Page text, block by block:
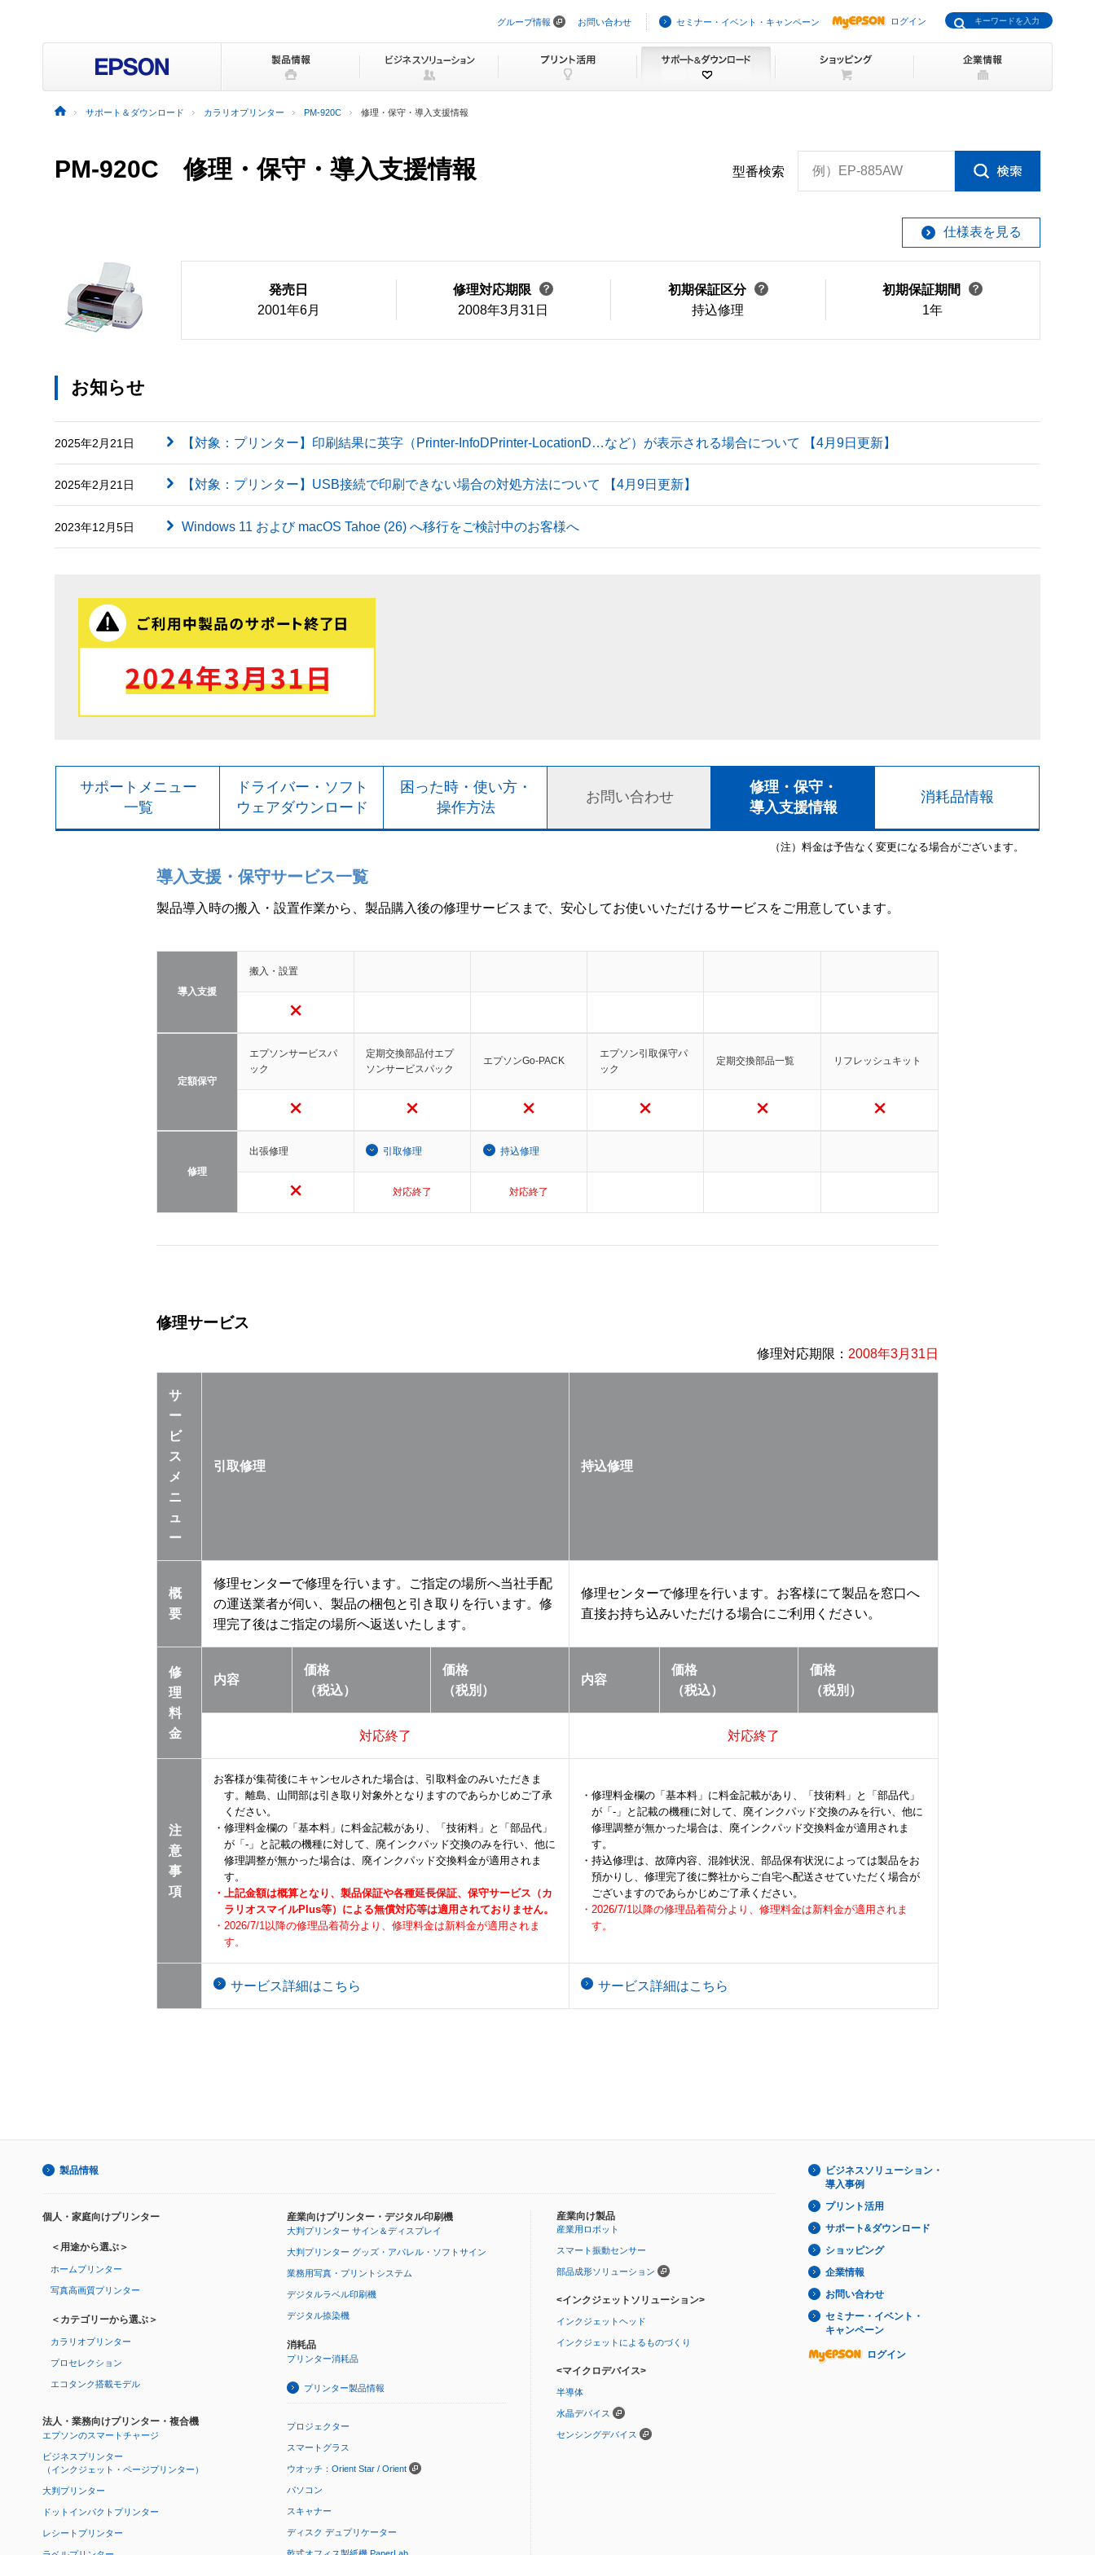
ビ
ョ
グループ情報 お問い合わせ セミナー・イベント・キャンペーン ログイン
サポート＆ダウンロード カラリオプリンター PM-920C 修理・保守・導入支援情報
PM-920C 修理・保守・導入支援情報 型番検索 例）EP-885AW
仕様表を見る
発売日
2001年6月
修理対応期限
2008年3月31日
初期保証区分
持込修理
初期保証期間
1年
お知らせ
2025年2月21日 【対象：プリンター】印刷結果に英字（Printer-InfoDPrinter-LocationD…など）が表示される場合について 【4月9日更新】
2025年2月21日 【対象：プリンター】USB接続で印刷できない場合の対処方法について 【4月9日更新】
2023年12月5日 Windows 11 および macOS Tahoe (26) へ移行をご検討中のお客様へ
サポートメニュー
一覧
ドライバー・ソフト
ウェアダウンロード
困った時・使い方・
操作方法
お問い合わせ
修理・保守・
導入支援情報
消耗品情報
（注）料金は予告なく変更になる場合がございます。
導入支援・保守サービス一覧
製品導入時の搬入・設置作業から、製品購入後の修理サービスまで、安心してお使いいただけるサービスをご用意しています。
導入支援
搬入・設置
定額保守
エプソンサービスパ
ック
定期交換部品付エプ
ソンサービスパック
エプソンGo-PACK
エプソン引取保守パ
ック
定期交換部品一覧 リフレッシュキット
修理
出張修理 引取修理 持込修理
対応終了 対応終了
修理サービス
修理対応期限： 2008年3月31日
サ
ー
ビ
ス
メ
ニ
ュ
ー
引取修理 持込修理
概
要
修理センターで修理を行います。ご指定の場所へ当社手配
の運送業者が伺い、製品の梱包と引き取りを行います。修
理完了後はご指定の場所へ返送いたします。
修理センターで修理を行います。お客様にて製品を窓口へ
直接お持ち込みいただける場合にご利用ください。
修
理
料
金
内容
価格
（税込）
価格
（税別）
内容
価格
（税込）
価格
（税別）
対応終了 対応終了
注
意
事
項
お客様が集荷後にキャンセルされた場合は、引取料金のみいただきま
す。離島、山間部は引き取り対象外となりますのであらかじめご了承
ください。
・修理料金欄の「基本料」に料金記載があり、「技術料」と「部品代」
が「-」と記載の機種に対して、廃インクパッド交換のみを行い、他に
修理調整が無かった場合は、廃インクパッド交換料金が適用されま
す。
・上記金額は概算となり、製品保証や各種延長保証、保守サービス（カ
ラリオスマイルPlus等）による無償対応等は適用されておりません。
・2026/7/1以降の修理品着荷分より、修理料金は新料金が適用されま
す。
・修理料金欄の「基本料」に料金記載があり、「技術料」と「部品代」
が「-」と記載の機種に対して、廃インクパッド交換のみを行い、他に
修理調整が無かった場合は、廃インクパッド交換料金が適用されま
す。
・持込修理は、故障内容、混雑状況、部品保有状況によっては製品をお
預かりし、修理完了後に弊社からご自宅へ配送させていただく場合が
ございますのであらかじめご了承ください。
・2026/7/1以降の修理品着荷分より、修理料金は新料金が適用されま
す。
サービス詳細はこちら サービス詳細はこちら
製品情報
個人・家庭向けプリンター
＜用途から選ぶ＞
ホームプリンター
写真高画質プリンター
＜カテゴリーから選ぶ＞
カラリオプリンター
プロセレクション
エコタンク搭載モデル
法人・業務向けプリンター・複合機
エプソンのスマートチャージ
ビジネスプリンター
（インクジェット・ページプリンター）
大判プリンター
ドットインパクトプリンター
レシートプリンター
産業向けプリンター・デジタル印刷機
大判プリンター サイン＆ディスプレイ
大判プリンター グッズ・アパレル・ソフトサイン
業務用写真・プリントシステム
デジタルラベル印刷機
デジタル捺染機
消耗品
プリンター消耗品
プリンター製品情報
プロジェクター
スマートグラス
ウオッチ：Orient Star / Orient
パソコン
スキャナー
ディスク デュプリケーター
乾式オフィス製紙機 PaperLab
産業向け製品
産業用ロボット
スマート振動センサー
部品成形ソリューション
<インクジェットソリューション>
インクジェットヘッド
インクジェットによるものづくり
<マイクロデバイス>
半導体
水晶デバイス
センシングデバイス
ビジネスソリューション・
導入事例
プリント活用
サポート&ダウンロード
ショッピング
企業情報
お問い合わせ
セミナー・イベント・
キャンペーン
ログイン